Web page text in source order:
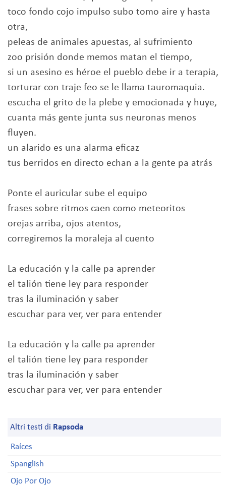
toco fondo cojo impulso subo tomo aire y hasta
otra,
peleas de animales apuestas, al sufrimiento
zoo prisión donde memos matan el tiempo,
si un asesino es héroe el pueblo debe ir a terapia,
torturar con traje feo se le llama tauromaquia.
escucha el grito de la plebe y emocionada y huye,
cuanta más gente junta sus neuronas menos
fluyen.
un alarido es una alarma eficaz
tus berridos en directo echan a la gente pa atrás
Ponte el auricular sube el equipo
frases sobre ritmos caen como meteoritos
orejas arriba, ojos atentos,
corregiremos la moraleja al cuento
La educación y la calle pa aprender
el talión tiene ley para responder
tras la iluminación y saber
escuchar para ver, ver para entender
La educación y la calle pa aprender
el talión tiene ley para responder
tras la iluminación y saber
escuchar para ver, ver para entender
Altri testi di Rapsoda
Raíces
Spanglish
Ojo Por Ojo